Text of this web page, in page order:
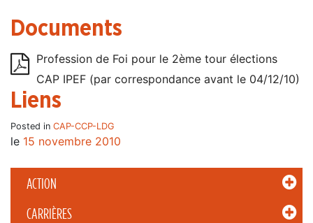
ACTION
CARRIÈRES
Documents
Profession de Foi pour le 2ème tour élections
CAP IPEF (par correspondance avant le 04/12/10)
Liens
Posted in CAP-CCP-LDG
le 15 novembre 2010